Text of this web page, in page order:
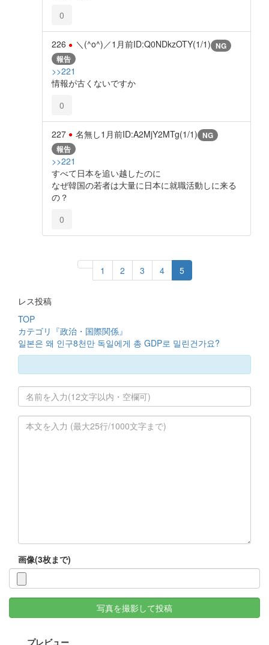
0
226 ＼(^o^)／1月前ID:Q0NDkzOTY(1/1) NG
報告
>>221
情報が古くないですか
0
227 名無し1月前ID:A2MjY2MTg(1/1) NG
報告
>>221
すべて日本を追い越したのに
なぜ韓国の若者は大量に日本に就職活動しに来る
の？
0
1 2 3 4 5
レス投稿
TOP
カテゴリ『政治・国際関係』
일본은 왜 인구8천만 독일에게 총 GDP로 밀린건가요?
画像(3枚まで)
写真を撮影して投稿
プレビュー